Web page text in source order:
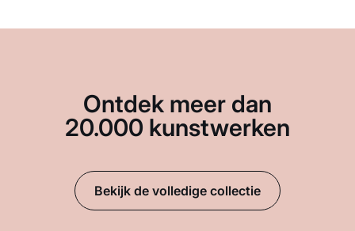
Ontdek meer dan
20.000 kunstwerken
Bekijk de volledige collectie